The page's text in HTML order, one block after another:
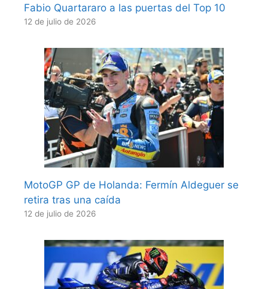
Fabio Quartararo a las puertas del Top 10
12 de julio de 2026
MotoGP GP de Holanda: Fermín Aldeguer se
retira tras una caída
12 de julio de 2026